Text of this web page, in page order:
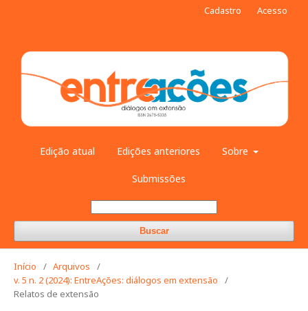
Edição atual Edições anteriores Sobre
Submissões
Buscar
Cadastro Acesso
Início / Arquivos
/
v. 5 n. 2 (2024): EntreAções: diálogos em extensão
/
Relatos de extensão